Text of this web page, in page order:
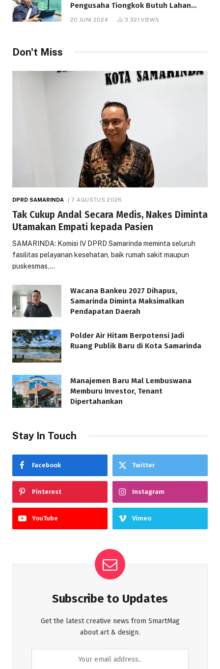
Pengusaha Tiongkok Butuh Lahan
1.000 Hektare
20 JUNI 2024 3,321VIEWS
Don't Miss
DPRD SAMARINDA 7 AGUSTUS 2026
Tak Cukup Andal Secara Medis, Nakes Diminta
Utamakan Empati kepada Pasien
SAMARINDA: Komisi IV DPRD Samarinda meminta seluruh
fasilitas pelayanan kesehatan, baik rumah sakit maupun
puskesmas,…
Wacana Bankeu 2027 Dihapus,
Samarinda Diminta Maksimalkan
Pendapatan Daerah
Polder Air Hitam Berpotensi Jadi
Ruang Publik Baru di Kota Samarinda
Manajemen Baru Mal Lembuswana
Memburu Investor, Tenant
Dipertahankan
Stay In Touch
Facebook Twitter
Pinterest Instagram
YouTube Vimeo
Subscribe to Updates
Get the latest creative news from SmartMag
about art & design.